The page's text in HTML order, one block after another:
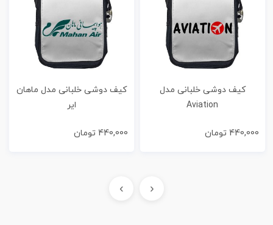
کیف دوشی خلبانی مدل
Aviation
440,000 تومان
کیف دوشی خلبانی مدل ماهان
ایر
440,000 تومان
‹
›